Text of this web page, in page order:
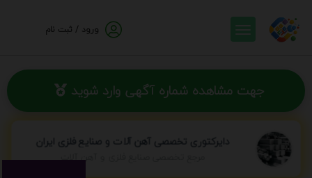
ورود / ثبت نام
دایرکتوری تخصصی آهن آلات و صنایع فلزی ایران
مرجع تخصصی صنایع فلزی و آهن آلات
جهت مشاهده شماره آگهی وارد شوید